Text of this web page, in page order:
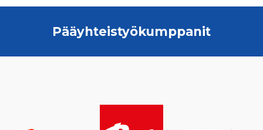
Pääyhteistyökumppanit